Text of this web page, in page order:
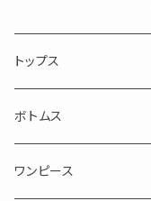
トップス
長袖
半袖・ノースリーブ
ボトムス
スカート
ワンピース